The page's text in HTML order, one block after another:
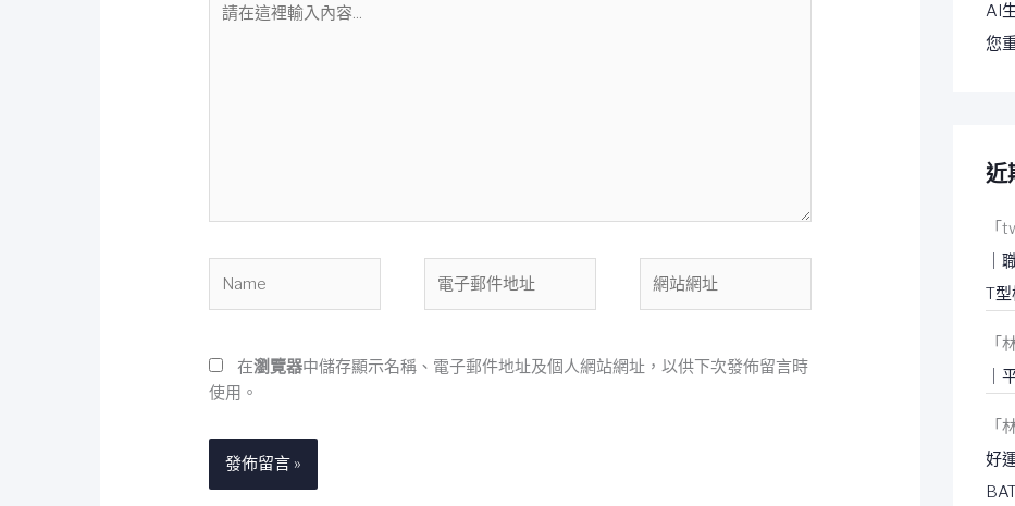
在
子
地
站
在瀏覽器中儲存顯示名稱、電子郵件地址及個人網站網址，以供下次發佈留言時
使用。
AI
您
近
「
｜
T
「
｜
「
好